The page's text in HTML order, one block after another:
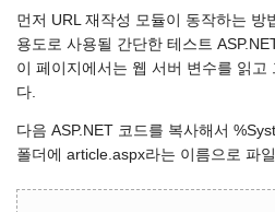
먼저 URL 재작성 모듈이 동작하는 방
용도로 사용될 간단한 테스트
이 페이지에서는 웹 서버 변수를 읽고
다.
다음 ASP.NET 코드를 복사해서
폴더에 article.aspx라는 이름으로 파